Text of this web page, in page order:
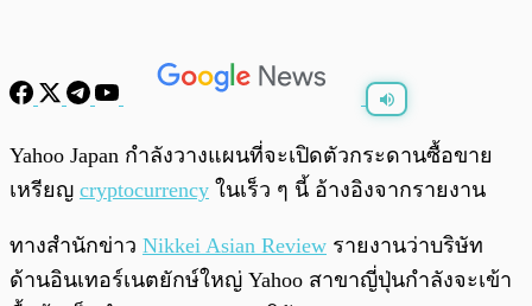
/
Yahoo Japan กำลังวางแผนที่จะเปิดตัวกระดานซื้อขาย
เหรียญ cryptocurrency ในเร็ว ๆ นี้ อ้างอิงจากรายงาน
ทางสำนักข่าว Nikkei Asian Review รายงานว่าบริษัท
ด้านอินเทอร์เนตยักษ์ใหญ่ Yahoo สาขาญี่ปุ่นกำลังจะเข้า